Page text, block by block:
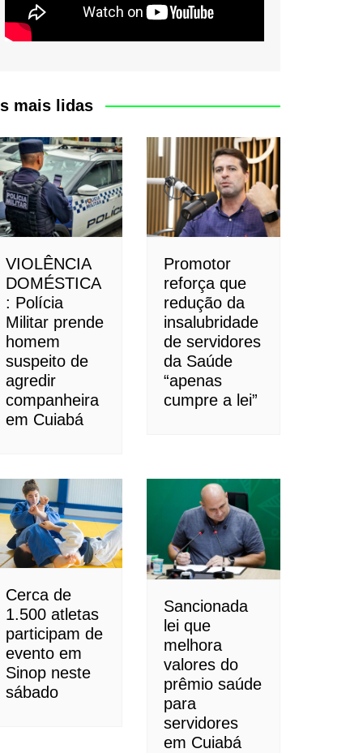
mais lidas
VIOLÊNCIA
DOMÉSTICA
: Polícia
Militar prende
homem
suspeito de
agredir
companheira
em Cuiabá
Promotor
reforça que
redução da
insalubridade
de servidores
da Saúde
“apenas
cumpre a lei”
Cerca de
1.500 atletas
participam de
evento em
Sinop neste
sábado
Sancionada
lei que
melhora
valores do
prêmio saúde
para
servidores
em Cuiabá